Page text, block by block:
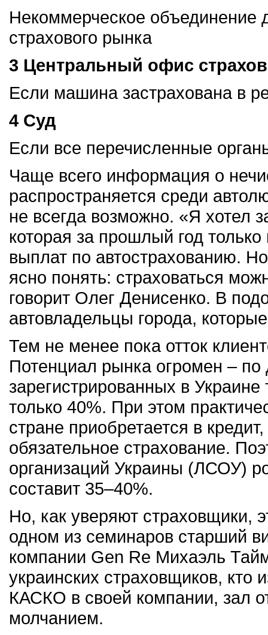
Некоммерческое объединение
страхового рынка
3 Центральный офис
Если машина застрахована в
4 Суд
Если все перечисленные
Чаще всего информация о
распространяется среди
не всегда возможно. «Я хотел
которая за прошлый год
выплат по автострахованию.
ясно понять: страховаться
говорит Олег Денисенко. В
автовладельцы города,
Тем не менее пока отток
Потенциал рынка огромен –
зарегистрированных в
только 40%. При этом
стране приобретается в
обязательное страхование.
организаций Украины (ЛСОУ)
составит 35–40%.
Но, как уверяют страховщики,
одном из семинаров старший
компании Gen Re Михаэль
украинских страховщиков, кто
КАСКО в своей компании, зал
молчанием.